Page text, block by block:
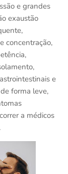
e grandes
exaustão
concentração,
e
forma leve,
a médicos